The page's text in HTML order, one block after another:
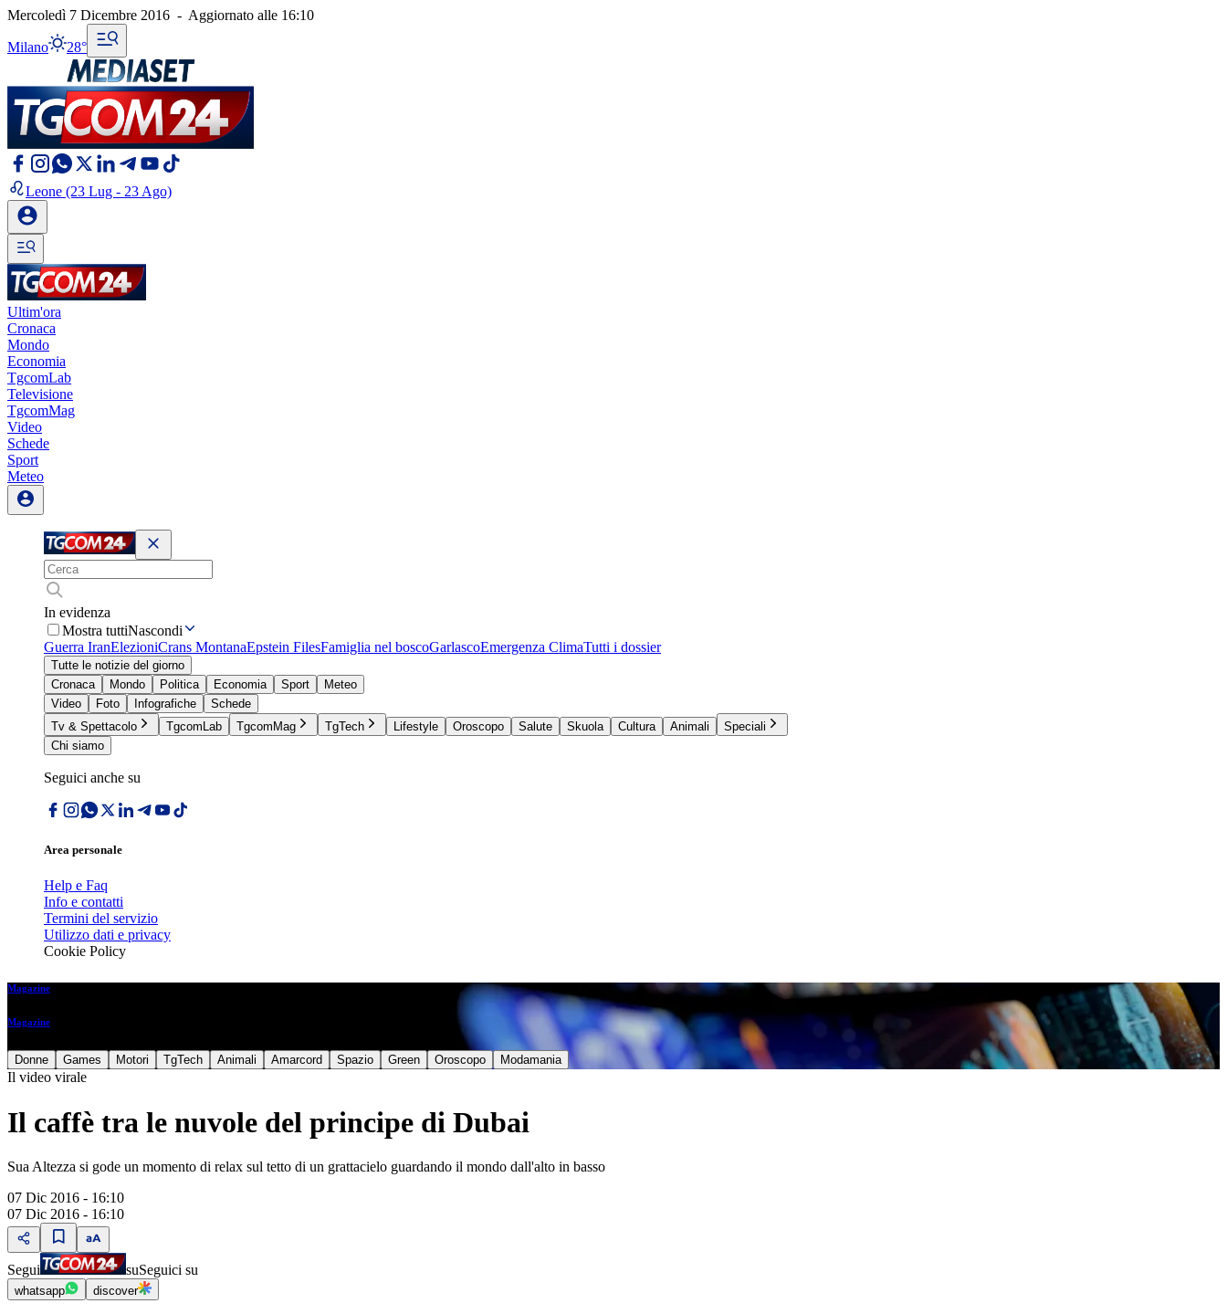
Mercoledì 7 Dicembre 2016 - Aggiornato alle 16:10
Milano 28°
Leone (23 Lug - 23 Ago)
Ultim'ora
Cronaca
Mondo
Economia
TgcomLab
Televisione
TgcomMag
Video
Schede
Sport
Meteo
In evidenza
Mostra tuttiNascondi
Guerra IranElezioniCrans MontanaEpstein FilesFamiglia nel boscoGarlascoEmergenza ClimaTutti i dossier
Tutte le notizie del giorno
Cronaca
Mondo Politica Economia Sport
Meteo
Video
Foto Infografiche
Schede
Tv & Spettacolo
TgcomLab TgcomMag TgTech Lifestyle Oroscopo Salute Skuola Cultura Animali
Speciali
Chi siamo
Seguici anche su
Area personale
Help e Faq
Info e contatti
Termini del servizio
Utilizzo dati e privacy
Cookie Policy
Magazine
Magazine
Donne Games Motori TgTech Animali Amarcord Spazio Green Oroscopo Modamania
Il video virale
Il caffè tra le nuvole del principe di Dubai
Sua Altezza si gode un momento di relax sul tetto di un grattacielo guardando il mondo dall'alto in basso
07 Dic 2016 - 16:10
07 Dic 2016 - 16:10
Segui suSeguici su
whatsapp discover